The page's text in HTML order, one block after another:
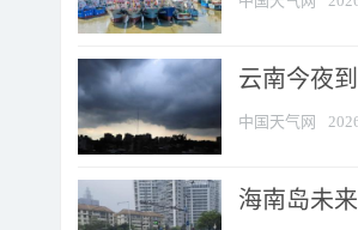
云南今夜
中国天气网
海南岛未